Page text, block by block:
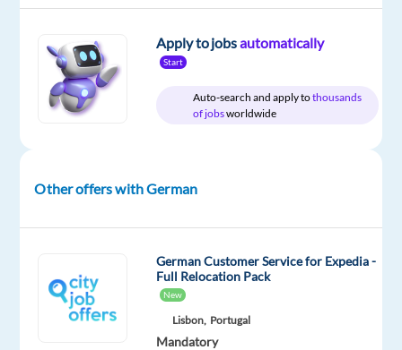
job
available
anymore.
Check
out
other
Company
Mars
Employment
type
Full
Experience
Entry
level
On-
site
Apply to jobsautomatically
Start
Auto-search and apply tothousands
of jobsworldwide
Other offers with German
German Customer Service for Expedia -
Full Relocation Pack
New
Lisbon, Portugal
Mandatory